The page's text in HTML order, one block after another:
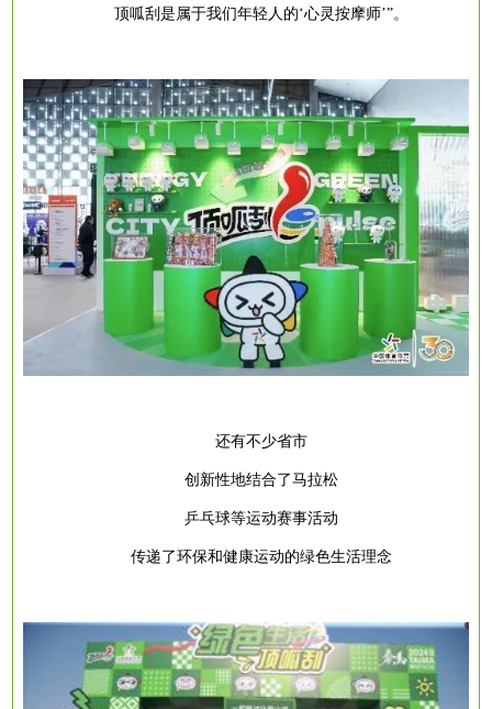
顶呱刮是属于我们年轻人的‘心灵按摩师’”。
还有不少省市
创新性地结合了马拉松
乒乓球等运动赛事活动
传递了环保和健康运动的绿色生活理念